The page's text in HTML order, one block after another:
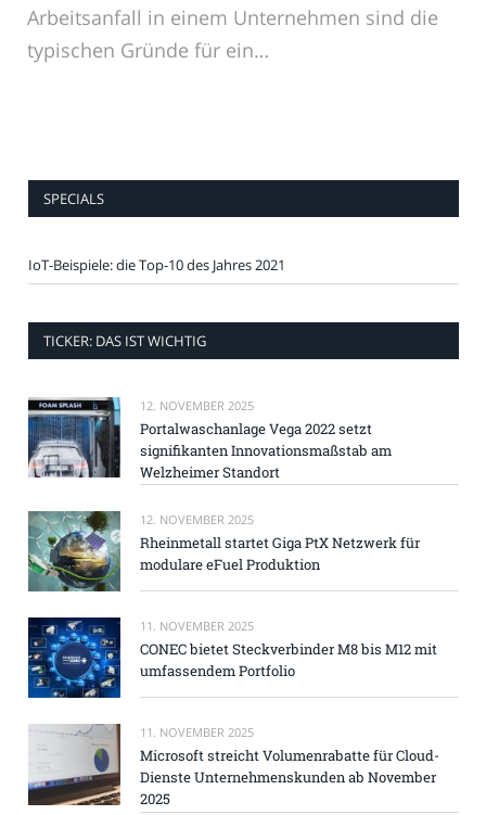
Arbeitsanfall in einem Unternehmen sind die
typischen Gründe für ein…
SPECIALS
IoT-Beispiele: die Top-10 des Jahres 2021
TICKER: DAS IST WICHTIG
12. NOVEMBER 2025
Portalwaschanlage Vega 2022 setzt
signifikanten Innovationsmaßstab am
Welzheimer Standort
12. NOVEMBER 2025
Rheinmetall startet Giga PtX Netzwerk für
modulare eFuel Produktion
11. NOVEMBER 2025
CONEC bietet Steckverbinder M8 bis M12 mit
umfassendem Portfolio
11. NOVEMBER 2025
Microsoft streicht Volumenrabatte für Cloud-
Dienste Unternehmenskunden ab November
2025